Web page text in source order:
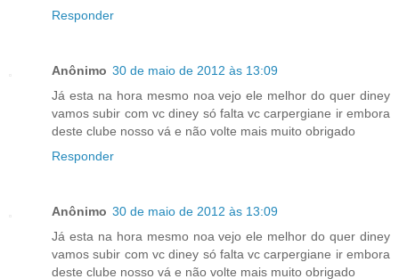
Responder
Anônimo 30 de maio de 2012 às 13:09
Já esta na hora mesmo noa vejo ele melhor do quer diney
vamos subir com vc diney só falta vc carpergiane ir embora
deste clube nosso vá e não volte mais muito obrigado
Responder
Anônimo 30 de maio de 2012 às 13:09
Já esta na hora mesmo noa vejo ele melhor do quer diney
vamos subir com vc diney só falta vc carpergiane ir embora
deste clube nosso vá e não volte mais muito obrigado